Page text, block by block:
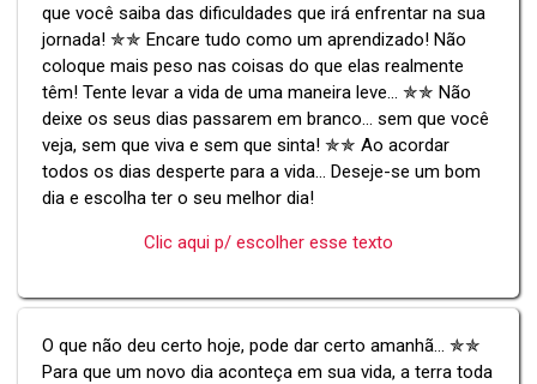
que você saiba das dificuldades que irá enfrentar na sua
jornada! ✯✯ Encare tudo como um aprendizado! Não
coloque mais peso nas coisas do que elas realmente
têm! Tente levar a vida de uma maneira leve... ✯✯ Não
deixe os seus dias passarem em branco... sem que você
veja, sem que viva e sem que sinta! ✯✯ Ao acordar
todos os dias desperte para a vida... Deseje-se um bom
dia e escolha ter o seu melhor dia!
Clic aqui p/ escolher esse texto
O que não deu certo hoje, pode dar certo amanhã... ✯✯
Para que um novo dia aconteça em sua vida, a terra toda